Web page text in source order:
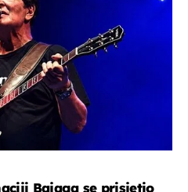
Bajaga se prisjetio